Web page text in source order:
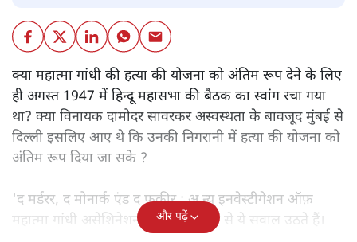
क्या महात्मा गांधी की हत्या की योजना को अंतिम रूप देने के लिए
ही अगस्त 1947 में हिन्दू महासभा की बैठक का स्वांग रचा गया
था? क्या विनायक दामोदर सावरकर अस्वस्थता के बावजूद मुंबई से
दिल्ली इसलिए आए थे कि उनकी निगरानी में हत्या की योजना को
अंतिम रूप दिया जा सके ?
'द मर्डरर, द मोनार्क एंड द फ़कीर : अ न्यू इनवेस्टीगेशन ऑफ़
महात्मा गांधी असेशिनेशन' नामक किताब से ये सवाल उठते हैं।
और पढ़ें